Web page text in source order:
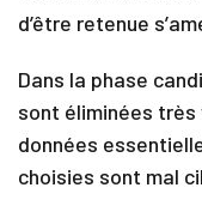
F
n
a
c
d’être retenue
Dans la phase
sont éliminées très
données
choisies sont mal